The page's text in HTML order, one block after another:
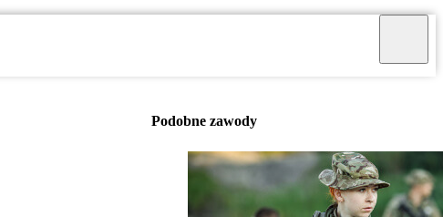
Podobne zawody